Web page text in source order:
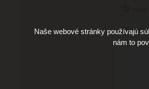
Parker
Naše webové stránky používajú
nám to